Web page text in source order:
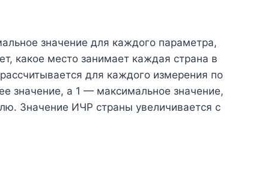
значение для каждого параметра,
какое место занимает каждая страна в
для каждого измерения по
значение, а 1 — максимальное значение,
Значение ИЧР страны увеличивается с